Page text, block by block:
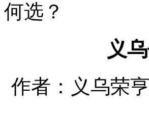
何选？
义
作者：义乌荣